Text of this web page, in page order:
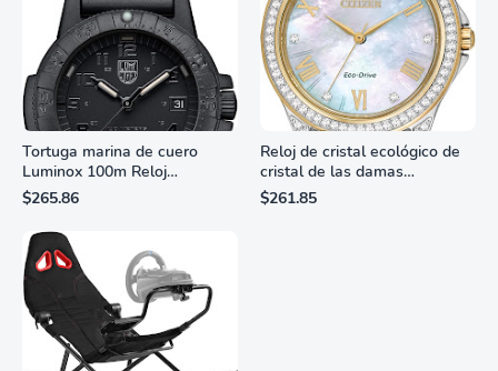
Tortuga marina de cuero
Luminox 100m Reloj
analógico de cuarzo
resistente al agua
$265.86
Reloj de cristal ecológico de
cristal de las damas
ciudadanas, 3 manos,
marcadores de números
$261.85